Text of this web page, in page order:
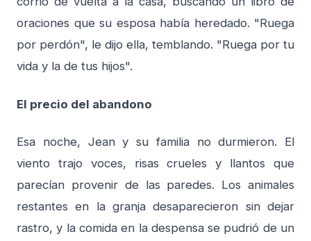
oraciones que su esposa había heredado. "Ruega
por perdón", le dijo ella, temblando. "Ruega por tu
vida y la de tus hijos".
El precio del abandono
Esa noche, Jean y su familia no durmieron. El
viento trajo voces, risas crueles y llantos que
parecían provenir de las paredes. Los animales
restantes en la granja desaparecieron sin dejar
rastro, y la comida en la despensa se pudrió de un